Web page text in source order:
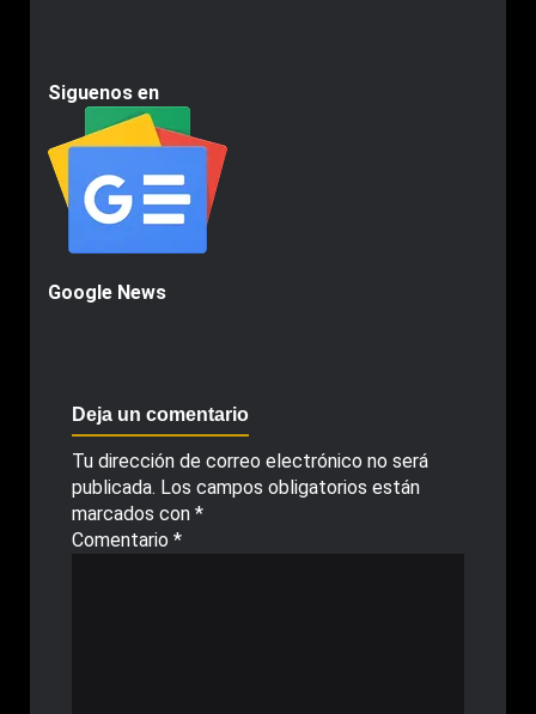
Siguenos en
Google News
Deja un comentario
Tu dirección de correo electrónico no será
publicada. Los campos obligatorios están
marcados con *
Comentario *